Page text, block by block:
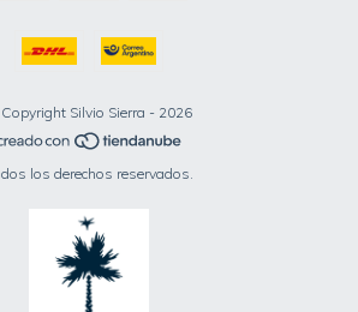
Silvio Sierra - 2026
los derechos reservados.